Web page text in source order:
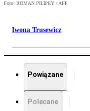
Foto: ROMAN PILIPEY / AFP
Iwona Trusewicz
Powiązane
Polecane